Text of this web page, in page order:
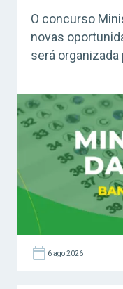
O concurso
novas
será
6 ago 2026